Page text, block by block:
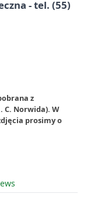
- tel. (55)
z
C. Norwida). W
prosimy o